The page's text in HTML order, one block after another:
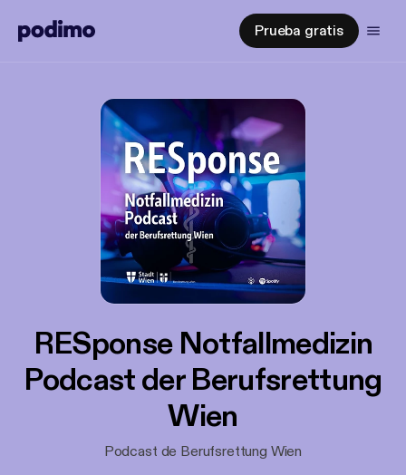
Prueba gratis
RESponse Notfallmedizin
Podcast der Berufsrettung
Wien
Podcast de Berufsrettung Wien